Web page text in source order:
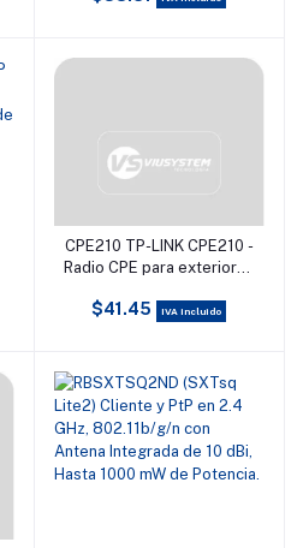
Añadir al carrito
CPE210 TP-LINK CPE210 -
Radio CPE para exteriores
9dBi en 2.4GHz a
Modos: AP, Cliente,
Router AP, Cliente Router
AP (WISP)
$41.45 IVA incluido